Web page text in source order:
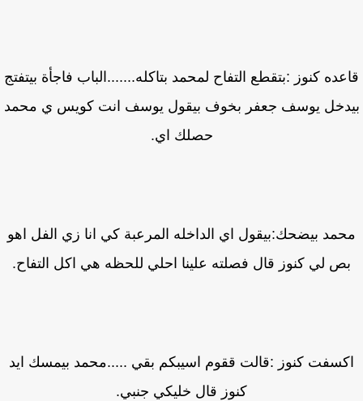
كنوز :بتقطع التفاح لمحمد بتاكله.......الباب فاجأة بيتفتج
يوسف جعفر بخوف بيقول يوسف انت كويس ي محمد
حصلك اي.
بيضحك:بيقول اي الداخله المرعبة كي انا زي الفل اهو
لي كنوز قال فصلته علينا احلي للحظه هي اكل التفاح.
كنوز :قالت ققوم اسيبكم بقي .....محمد بيمسك ايد
كنوز قال خليكي جنبي.